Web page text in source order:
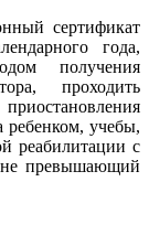
сертификат
года,
получения
проходить
ребенком, учебы,
реабилитации с
превышающий